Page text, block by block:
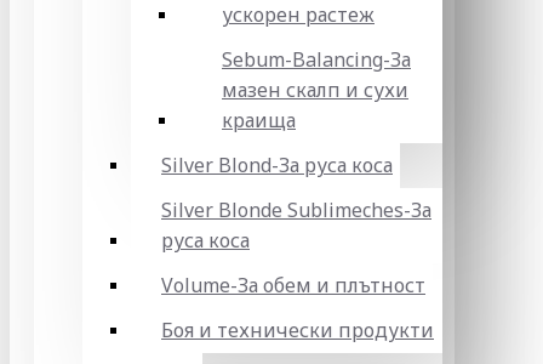
ускорен растеж
Sebum-Balancing-За
мазен скалп и сухи
краища
Silver Blond-За руса коса
Silver Blonde Sublіmeches-За
руса коса
Volume-За обем и плътност
Боя и технически продукти